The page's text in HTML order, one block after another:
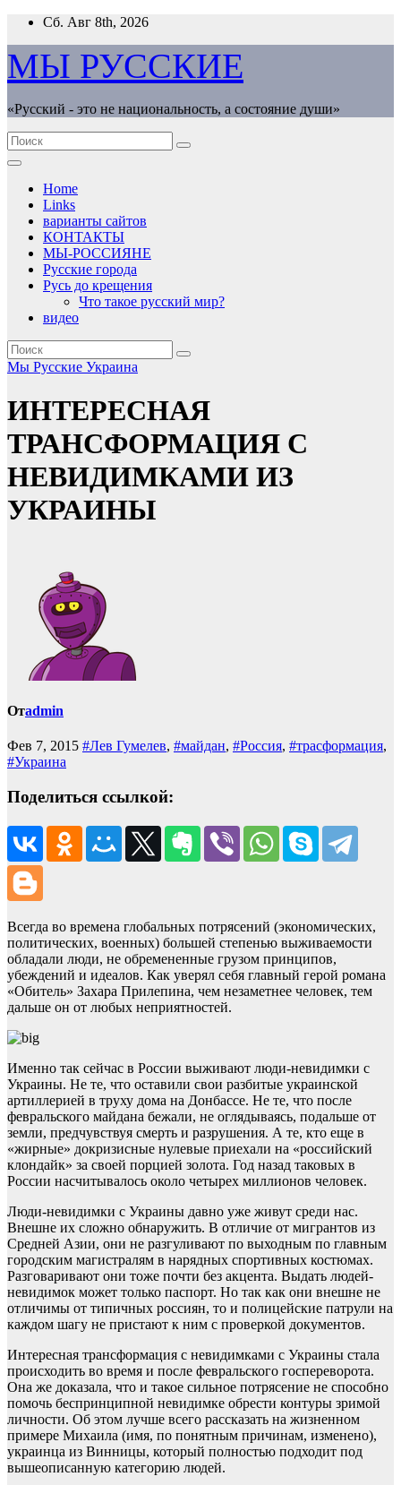
Перейти
содержимому
Сб. Авг 8th, 2026
МЫ РУССКИЕ
«Русский - это не национальность, а состояние души»
Home
Links
варианты сайтов
КОНТАКТЫ
МЫ-РОССИЯНЕ
Русские города
Русь до крещения
Что такое русский мир?
видео
Мы Русские Украина
ИНТЕРЕСНАЯ
ТРАНСФОРМАЦИЯ С
НЕВИДИМКАМИ ИЗ
УКРАИНЫ
Отadmin
Фев 7, 2015 #Лев Гумелев, #майдан, #Россия, #трасформация,
#Украина
Поделиться ссылкой:
Всегда во времена глобальных потрясений (экономических,
политических, военных) большей степенью выживаемости
обладали люди, не обремененные грузом принципов,
убеждений и идеалов. Как уверял себя главный герой романа
«Обитель» Захара Прилепина, чем незаметнее человек, тем
дальше он от любых неприятностей.
Именно так сейчас в России выживают люди-невидимки с
Украины. Не те, что оставили свои разбитые украинской
артиллерией в труху дома на Донбассе. Не те, что после
февральского майдана бежали, не оглядываясь, подальше от
земли, предчувствуя смерть и разрушения. А те, кто еще в
«жирные» докризисные нулевые приехали на «российский
клондайк» за своей порцией золота. Год назад таковых в
России насчитывалось около четырех миллионов человек.
Люди-невидимки с Украины давно уже живут среди нас.
Внешне их сложно обнаружить. В отличие от мигрантов из
Средней Азии, они не разгуливают по выходным по главным
городским магистралям в нарядных спортивных костюмах.
Разговаривают они тоже почти без акцента. Выдать людей-
невидимок может только паспорт. Но так как они внешне не
отличимы от типичных россиян, то и полицейские патрули на
каждом шагу не пристают к ним с проверкой документов.
Интересная трансформация с невидимками с Украины стала
происходить во время и после февральского госпереворота.
Она же доказала, что и такое сильное потрясение не способно
помочь беспринципной невидимке обрести контуры зримой
личности. Об этом лучше всего рассказать на жизненном
примере Михаила (имя, по понятным причинам, изменено),
украинца из Винницы, который полностью подходит под
вышеописанную категорию людей.